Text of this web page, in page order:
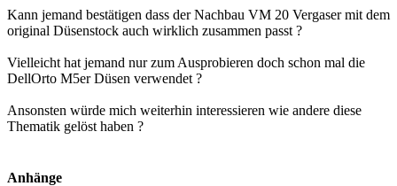
Kann jemand bestätigen dass der Nachbau VM 20 Vergaser mit dem
original Düsenstock auch wirklich zusammen passt ?
Vielleicht hat jemand nur zum Ausprobieren doch schon mal die
DellOrto M5er Düsen verwendet ?
Ansonsten würde mich weiterhin interessieren wie andere diese
Thematik gelöst haben ?
Anhänge